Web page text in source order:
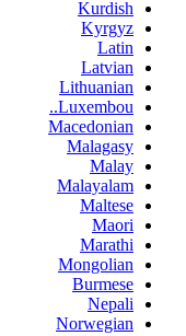
Kurdish
Kyrgyz
Latin
Latvian
Lithuanian
Luxembou..
Macedonian
Malagasy
Malay
Malayalam
Maltese
Maori
Marathi
Mongolian
Burmese
Nepali
Norwegian